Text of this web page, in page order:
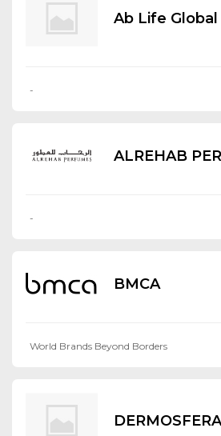
Ab Life
-
ALREHAB
-
BMCA
World Brands Beyond Borders